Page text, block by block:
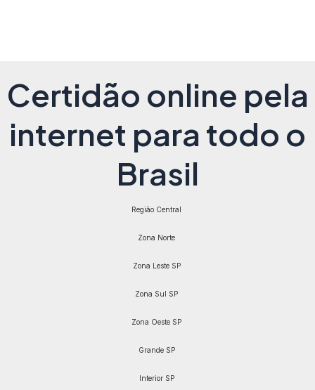
Certidão online pela
internet para todo o
Brasil
Região Central
Zona Norte
Zona Leste SP
Zona Sul SP
Zona Oeste SP
Grande SP
Interior SP